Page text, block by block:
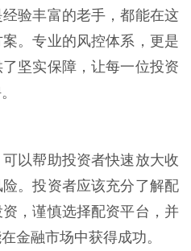
验丰富的老手，都能在这
。专业的风控体系，更是
坚实保障，让每一位投资
以帮助投资者快速放大收
。投资者应该充分了解配
，谨慎选择配资平台，并
金融市场中获得成功。